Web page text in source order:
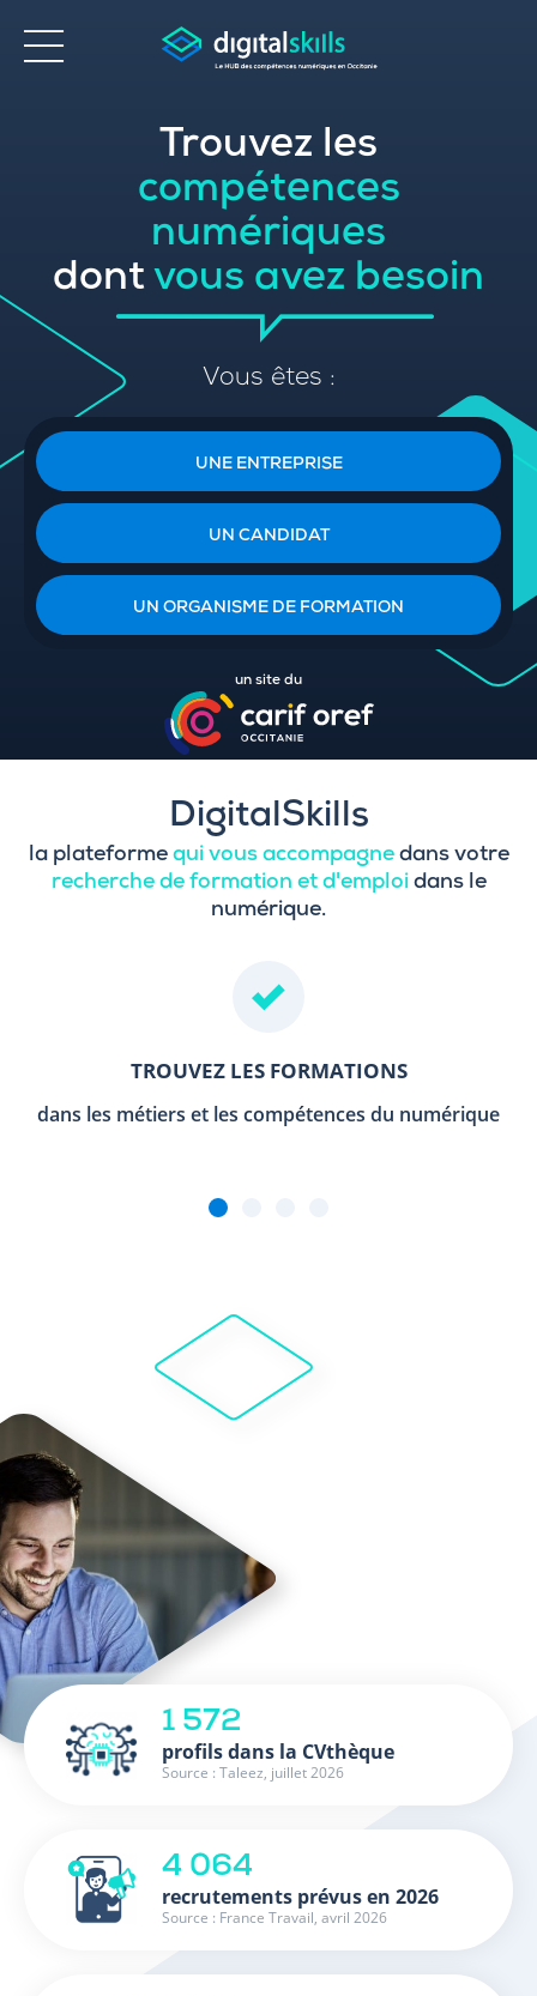
Trouvez les
compétences
numériques
dont vous avez besoin
Vous êtes :
UNE ENTREPRISE
UN CANDIDAT
UN ORGANISME DE FORMATION
un site du
DigitalSkills
la plateforme qui vous accompagnedans votre
recherche de formation et d'emploi dans le
numérique.
TROUVEZ LES FORMATIONS
dans les métiers et les compétences du numérique
1 572
profils dans la CVthèque
Source : Taleez, juillet 2026
4 064
recrutements prévus en 2026
Source : France Travail, avril 2026